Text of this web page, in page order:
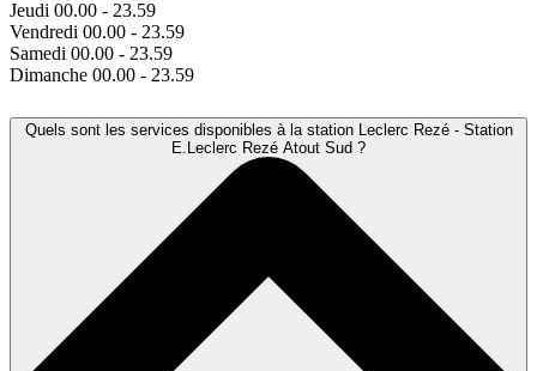
Jeudi 00.00 - 23.59
Vendredi 00.00 - 23.59
Samedi 00.00 - 23.59
Dimanche 00.00 - 23.59
Quels sont les services disponibles à la station Leclerc Rezé - Station
E.Leclerc Rezé Atout Sud ?